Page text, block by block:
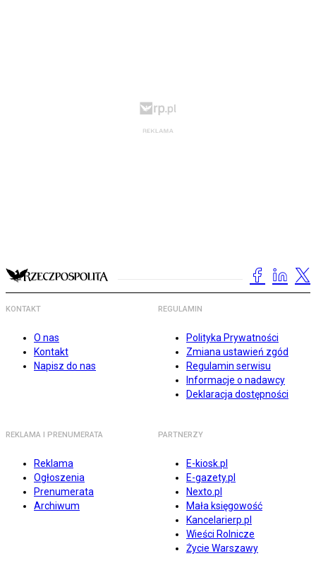
KONTAKT
O nas
Kontakt
Napisz do nas
REGULAMIN
Polityka Prywatności
Zmiana ustawień zgód
Regulamin serwisu
Informacje o nadawcy
Deklaracja dostępności
REKLAMA I PRENUMERATA
Reklama
Ogłoszenia
Prenumerata
Archiwum
PARTNERZY
E-kiosk.pl
E-gazety.pl
Nexto.pl
Mała księgowość
Kancelarierp.pl
Wieści Rolnicze
Życie Warszawy